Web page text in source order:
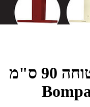
קולט אדים ארובה שטוחה 90 ס"מ